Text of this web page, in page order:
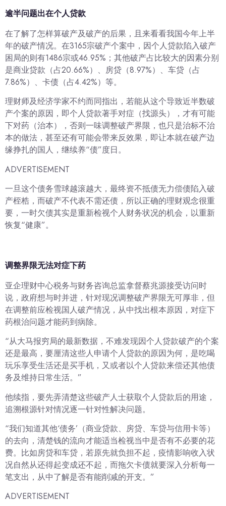
逾半问题出在个人贷款
在了解了怎样算破产及破产的后果，且来看看我国今年上半
年的破产情况。在3165宗破产个案中，因个人贷款陷入破产
困局的则有1486宗或46.95%；其他破产占比较大的因素分别
是商业贷款（占20.66%）、房贷（8.97%）、车贷（占
7.86%）、卡债（占4.42%）等。
理财师及经济学家不约而同指出，若能从这个导致近半数破
产个案的原因，即个人贷款著手对症（找源头），才有可能
下对药（治本），否则一味调整破产界限，也只是治标不治
本的做法，甚至还有可能会带来反效果，即让本就在破产边
缘挣扎的国人，继续养“债”度日。
ADVERTISEMENT
一旦这个债务雪球越滚越大，最终资不抵债无力偿债陷入破
产桎梏，而破产不代表不需还债，所以正确的理财观念很重
要，一时欠债其实是重新检视个人财务状况的机会，以重新
恢复“健康”。
调整界限无法对症下药
亚企理财中心税务与财务咨询总监拿督蔡兆源接受访问时
说，政府想与时并进，针对现况调整破产界限无可厚非，但
在调整前应检视国人破产情况，从中找出根本原因，对症下
药根治问题才能药到病除。
“从大马报穷局的最新数据，不难发现因个人贷款破产的个案
还是最高，要厘清这些人申请个人贷款的原因为何，是吃喝
玩乐享受生活还是买手机，又或者以个人贷款来偿还其他债
务及维持日常生活。”
他续指，要先弄清楚这些破产人士获取个人贷款后的用途，
追溯根源针对情况逐一针对性解决问题。
“我们知道其他‘债务’（商业贷款、房贷、车贷与信用卡等）
的去向，清楚钱的流向才能适当检视当中是否有不必要的花
费。比如房贷和车贷，若原先就负担不起，疫情影响收入状
况自然从还得起变成还不起，而拖欠卡债就要深入分析每一
笔支出，从中了解是否有能削减的开支。”
ADVERTISEMENT